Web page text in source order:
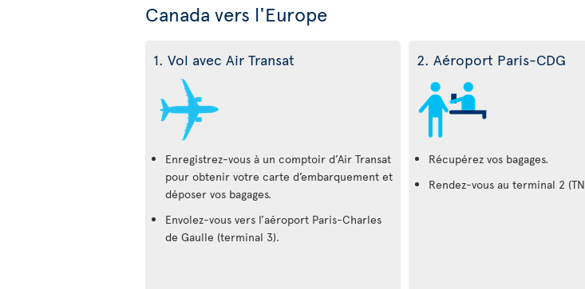
Canada vers l'Europe
1. Vol avec Air Transat
Enregistrez-vous à un comptoir d’Air Transat
pour obtenir votre carte d’embarquement et
déposer vos bagages.
Envolez-vous vers l’aéroport Paris-Charles
de Gaulle (terminal 3).
2. Aéroport Paris-CDG
Récupérez vos bagages.
Rendez-vous au terminal 2